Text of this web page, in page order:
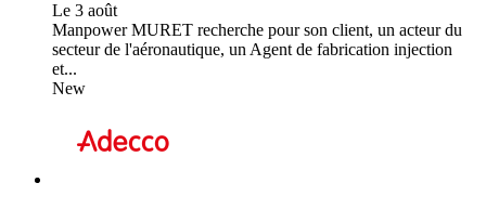
Le 3 août
Manpower MURET recherche pour son client, un acteur du
secteur de l'aéronautique, un Agent de fabrication injection
et...
New